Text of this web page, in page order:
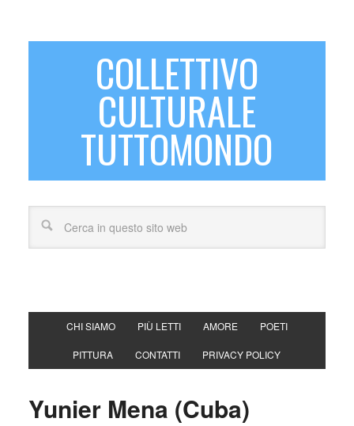
COLLETTIVO
CULTURALE
TUTTOMONDO
CHI SIAMO PIÙ LETTI AMORE POETI
PITTURA CONTATTI PRIVACY POLICY
Yunier Mena (Cuba)